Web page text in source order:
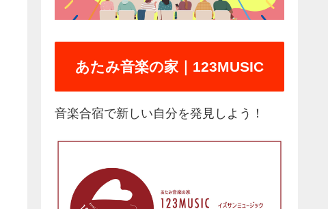
あたみ音楽の家｜123MUSIC
音楽合宿で新しい自分を発見しよう！